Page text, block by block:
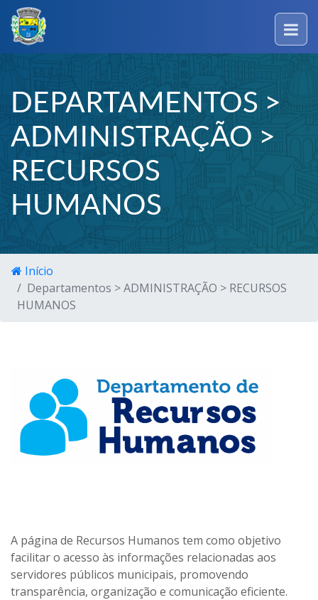
DEPARTAMENTOS >
ADMINISTRAÇÃO >
RECURSOS
HUMANOS
Início
Departamentos > ADMINISTRAÇÃO > RECURSOS
HUMANOS
A página de Recursos Humanos tem como objetivo
facilitar o acesso às informações relacionadas aos
servidores públicos municipais, promovendo
transparência, organização e comunicação eficiente.